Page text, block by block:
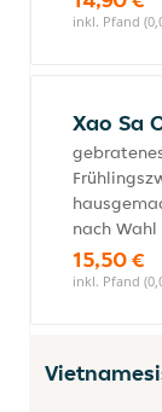
inkl. Pfand
Xao Sa
nach Wahl
15,50 €
inkl. Pfand